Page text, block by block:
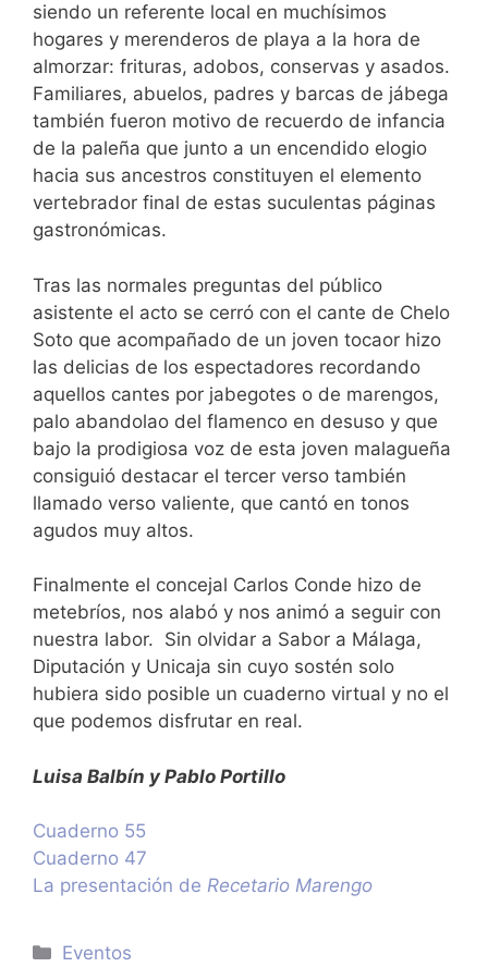
siendo un referente local en muchísimos
hogares y merenderos de playa a la hora de
almorzar: frituras, adobos, conservas y asados.
Familiares, abuelos, padres y barcas de jábega
también fueron motivo de recuerdo de infancia
de la paleña que junto a un encendido elogio
hacia sus ancestros constituyen el elemento
vertebrador final de estas suculentas páginas
gastronómicas.
Tras las normales preguntas del público
asistente el acto se cerró con el cante de Chelo
Soto que acompañado de un joven tocaor hizo
las delicias de los espectadores recordando
aquellos cantes por jabegotes o de marengos,
palo abandolao del flamenco en desuso y que
bajo la prodigiosa voz de esta joven malagueña
consiguió destacar el tercer verso también
llamado verso valiente, que cantó en tonos
agudos muy altos.
Finalmente el concejal Carlos Conde hizo de
metebríos, nos alabó y nos animó a seguir con
nuestra labor. Sin olvidar a Sabor a Málaga,
Diputación y Unicaja sin cuyo sostén solo
hubiera sido posible un cuaderno virtual y no el
que podemos disfrutar en real.
Luisa Balbín y Pablo Portillo
Cuaderno 55
Cuaderno 47
La presentación de Recetario Marengo
Categorías
Eventos